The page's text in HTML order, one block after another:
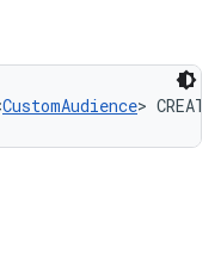
CustomAudience>